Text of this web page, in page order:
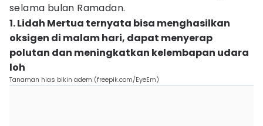
selama bulan Ramadan.
1. Lidah Mertua ternyata bisa menghasilkan
oksigen di malam hari, dapat menyerap
polutan dan meningkatkan kelembapan udara
loh
Tanaman hias bikin adem (freepik.com/EyeEm)